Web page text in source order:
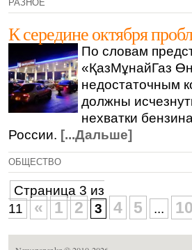
РАЗНОЕ
К середине октября
По словам
«ҚазМұнайГаз
недостаточным
должны
нехватки
России. [...Дальше]
ОБЩЕСТВО
Страница 3 из
11
« 1 2 3 4 5 ... 10